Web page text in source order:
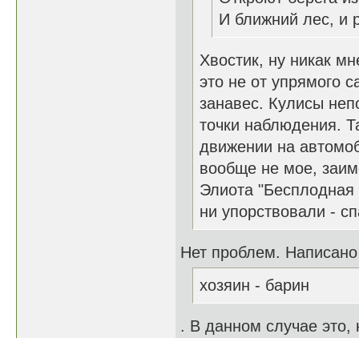
И ближний лес, и
Хвостик, ну никак
это не от упрямого
занавес. Кулисы
точки наблюдения.
движении на
вообще не мое,
Элиота
ни упорствовали -
Нет проблем.
хозяин - барин
. В данном случае это,